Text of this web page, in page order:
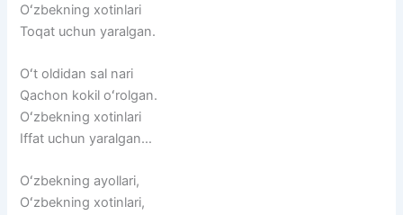
Oʻzbekning xotinlari
Toqat uchun yaralgan.
Oʻt oldidan sal nari
Qachon kokil oʻrolgan.
Oʻzbekning xotinlari
Iffat uchun yaralgan…
Oʻzbekning ayollari,
Oʻzbekning xotinlari,